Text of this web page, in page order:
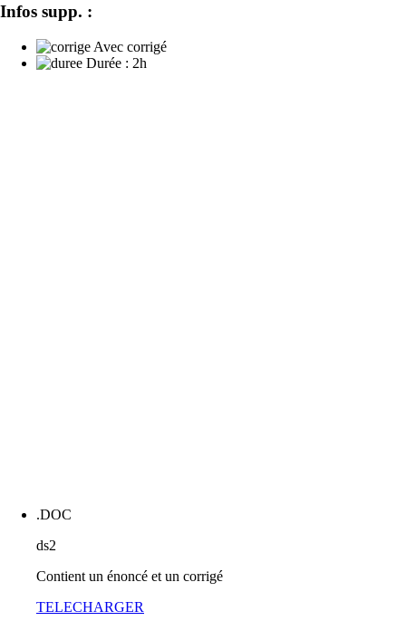
Infos supp. :
Avec corrigé
Durée : 2h
.DOC
ds2
Contient un énoncé et un corrigé
TELECHARGER